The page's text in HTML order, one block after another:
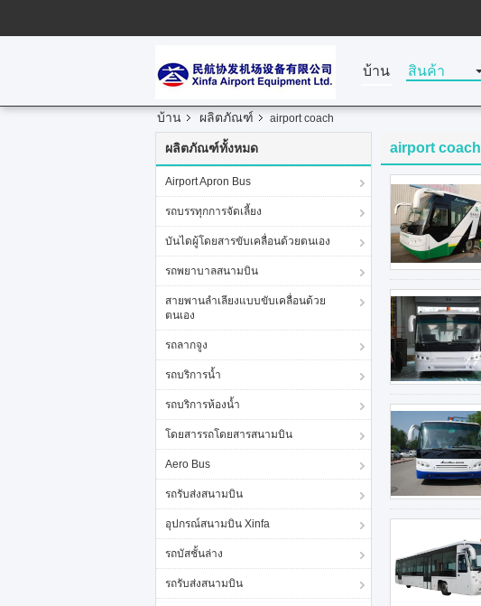
บ้าน สินค้า
บ้าน ผลิตภัณฑ์ airport coach
ผลิตภัณฑ์ทั้งหมด
Airport Apron Bus
รถบรรทุกการจัดเลี้ยง
บันไดผู้โดยสารขับเคลื่อนด้วยตนเอง
รถพยาบาลสนามบิน
สายพานลำเลียงแบบขับเคลื่อนด้วย
ตนเอง
รถลากจูง
รถบริการน้ำ
รถบริการห้องน้ำ
โดยสารรถโดยสารสนามบิน
Aero Bus
รถรับส่งสนามบิน
อุปกรณ์สนามบิน Xinfa
รถบัสชั้นล่าง
รถรับส่งสนามบิน
airport coach